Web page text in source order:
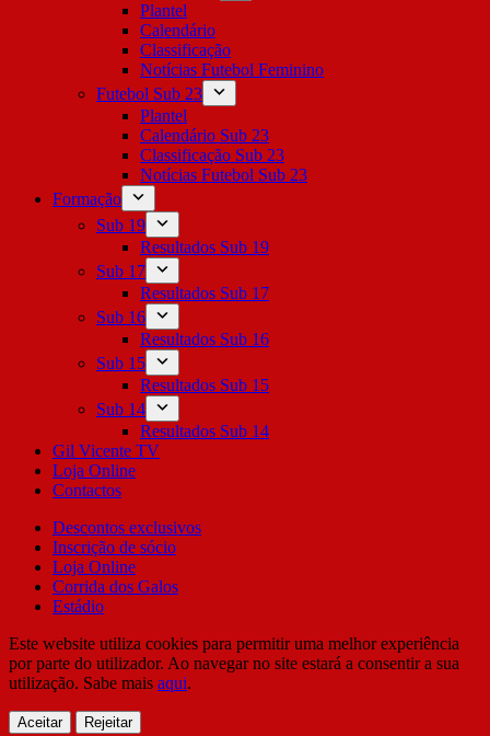
Plantel
Calendário
Classificação
Notícias Futebol Feminino
Futebol Sub 23
Plantel
Calendário Sub 23
Classificação Sub 23
Notícias Futebol Sub 23
Formação
Sub 19
Resultados Sub 19
Sub 17
Resultados Sub 17
Sub 16
Resultados Sub 16
Sub 15
Resultados Sub 15
Sub 14
Resultados Sub 14
Gil Vicente TV
Loja Online
Contactos
Descontos exclusivos
Inscrição de sócio
Loja Online
Corrida dos Galos
Estádio
Este website utiliza cookies para permitir uma melhor experiência
por parte do utilizador. Ao navegar no site estará a consentir a sua
utilização. Sabe mais aqui.
Aceitar Rejeitar